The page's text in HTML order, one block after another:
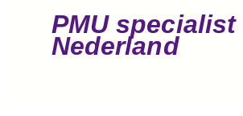
PMU specialist
Nederland